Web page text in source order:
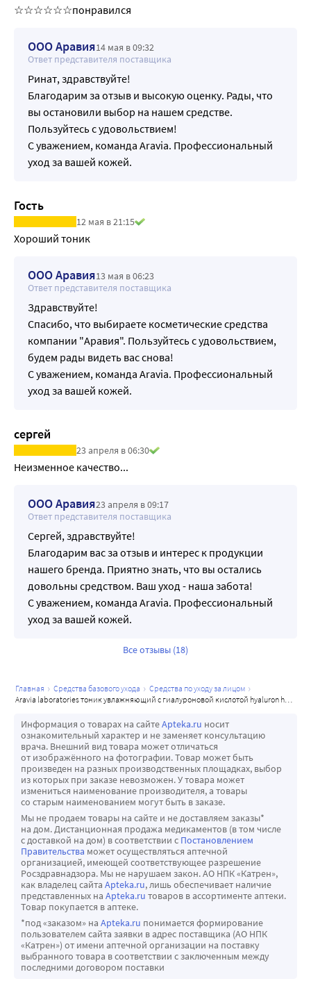
☆☆☆☆☆☆понравился
ООО Аравия14 мая в 09:32
Ответ представителя поставщика
Ринат, здравствуйте!
Благодарим за отзыв и высокую оценку. Рады, что
вы остановили выбор на нашем средстве.
Пользуйтесь с удовольствием!
С уважением, команда Aravia. Профессиональный
уход за вашей кожей.
Гость
12 мая в 21:15
Хороший тоник
ООО Аравия13 мая в 06:23
Ответ представителя поставщика
Здравствуйте!
Спасибо, что выбираете косметические средства
компании "Аравия". Пользуйтесь с удовольствием,
будем рады видеть вас снова!
С уважением, команда Aravia. Профессиональный
уход за вашей кожей.
сергей
23 апреля в 06:30
ООО Аравия23 апреля в 09:17
Ответ представителя поставщика
Сергей, здравствуйте!
Благодарим вас за отзыв и интерес к продукции
нашего бренда. Приятно знать, что вы остались
довольны средством. Ваш уход - наша забота!
С уважением, команда Aravia. Профессиональный
уход за вашей кожей.
Все отзывы (18)
главная средства базового ухода
средства по уходу за лицом
aravia laboratories тоник увлажняющий с гиалуроновой кислотой hyaluron hydrating tonic 200 мл
Информация о товарах на сайтеApteka.ru носит
ознакомительный характер и не заменяет консультацию
врача. Внешний вид товара может отличаться
от изображённого на фотографии. Товар может быть
произведен на разных производственных площадках, выбор
из которых при заказе невозможен. У товара может
измениться наименование производителя, а товары
со старым наименованием могут быть в заказе.
Мы не продаем товары на сайте и не доставляем заказы*
на дом. Дистанционная продажа медикаментов (в том числе
с доставкой на дом) в соответствии с Постановлением
Правительства может осуществляться аптечной
организацией, имеющей соответствующее разрешение
Росздравнадзора. Мы не нарушаем закон. АО НПК «Катрен»,
как владелец сайта Apteka.ru, лишь обеспечивает наличие
представленных на Apteka.ru товаров в ассортименте аптеки.
Товар покупается в аптеке.
*под «заказом» на Apteka.ru понимается формирование
пользователем сайта заявки в адрес поставщика (АО НПК
«Катрен») от имени аптечной организации на поставку
выбранного товара в соответствии с заключенным между
последними договором поставки